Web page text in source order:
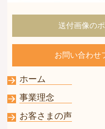
送付画像の
お問い合わせ
ホーム
事業理念
お客さまの声